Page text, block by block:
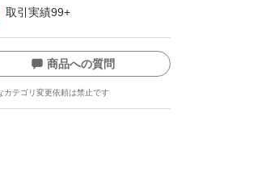
取引実績99+
商品への質問
カテゴリ変更依頼は禁止です